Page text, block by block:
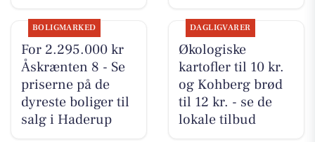
BOLIGMARKED
For 2.295.000 kr
Åskrænten 8 - Se
priserne på de
dyreste boliger til
salg i Haderup
DAGLIGVARER
Økologiske
kartofler til 10 kr.
og Kohberg brød
til 12 kr. - se de
lokale tilbud